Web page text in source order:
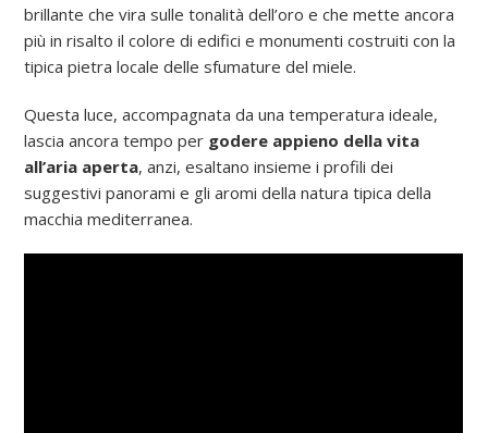
brillante che vira sulle tonalità dell’oro e che mette ancora
più in risalto il colore di edifici e monumenti costruiti con la
tipica pietra locale delle sfumature del miele.
Questa luce, accompagnata da una temperatura ideale,
lascia ancora tempo per godere appieno della vita
all’aria aperta, anzi, esaltano insieme i profili dei
suggestivi panorami e gli aromi della natura tipica della
macchia mediterranea.